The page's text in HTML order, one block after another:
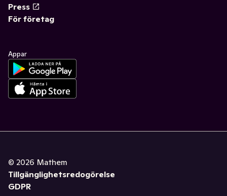
Press
För företag
Appar
© 2026 Mathem
Tillgänglighetsredogörelse
GDPR